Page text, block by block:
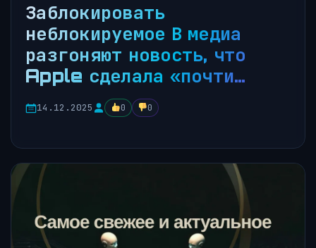
Заблокировать
неблокируемое В медиа
разгоняют новость, что
Apple сделала «почти…
14.12.2025 0 0